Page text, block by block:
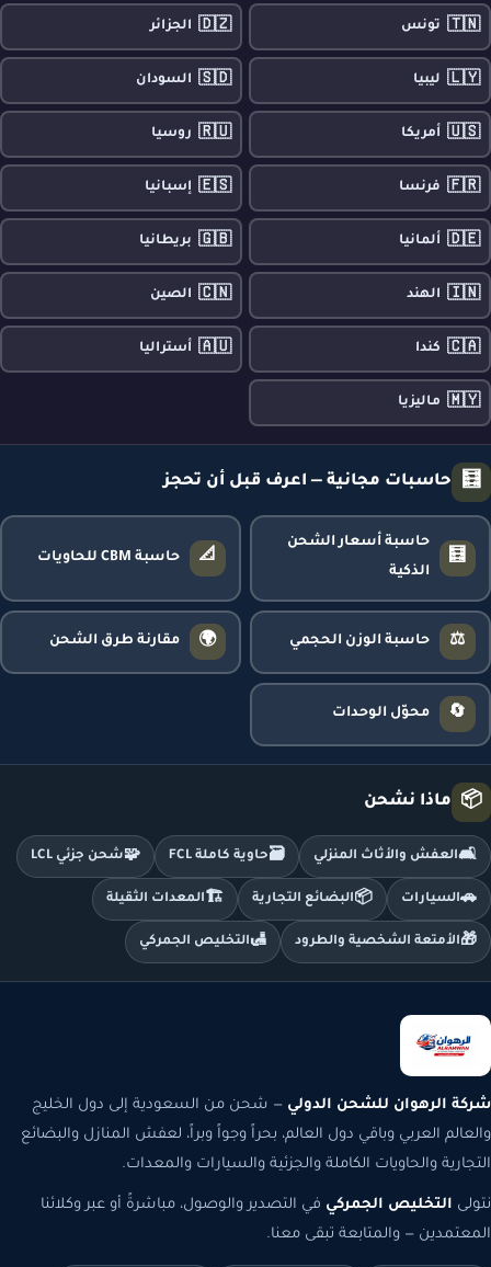
🇹🇳 تونس 🇩🇿 الجزائر
🇱🇾 ليبيا 🇸🇩 السودان
🇺🇸 أمريكا 🇷🇺 روسيا
🇫🇷 فرنسا 🇪🇸 إسبانيا
🇩🇪 ألمانيا 🇬🇧 بريطانيا
🇮🇳 الهند 🇨🇳 الصين
🇨🇦 كندا 🇦🇺 أستراليا
🇲🇾 ماليزيا
🧮 حاسبات مجانية — اعرف قبل أن تحجز
🧮
حاسبة أسعار الشحن
الذكية
📐 حاسبة CBM للحاويات
⚖️ حاسبة الوزن الحجمي 🌍 مقارنة طرق الشحن
🔄 محوّل الوحدات
📦 ماذا نشحن
🛋️العفش والأثاث المنزلي 🗃️حاوية كاملة FCL 🧩شحن جزئي LCL
🚗السيارات 📦البضائع التجارية 🏗️المعدات الثقيلة
🎁الأمتعة الشخصية والطرود 🛃التخليص الجمركي
شركة الرهوان للشحن الدولي — شحن من السعودية إلى دول الخليج
والعالم العربي وباقي دول العالم، بحراً وجواً وبراً، لعفش المنازل والبضائع
التجارية والحاويات الكاملة والجزئية والسيارات والمعدات.
نتولى التخليص الجمركي في التصدير والوصول، مباشرةً أو عبر وكلائنا
المعتمدين — والمتابعة تبقى معنا.